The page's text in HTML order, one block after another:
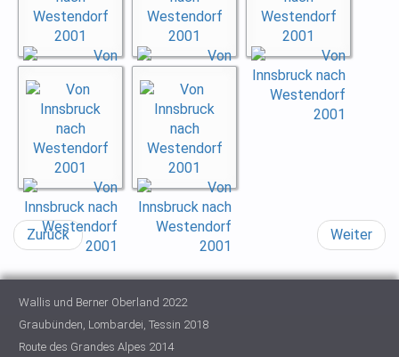
Zurück Weiter
Wallis und Berner Oberland 2022
Graubünden, Lombardei, Tessin 2018
Route des Grandes Alpes 2014